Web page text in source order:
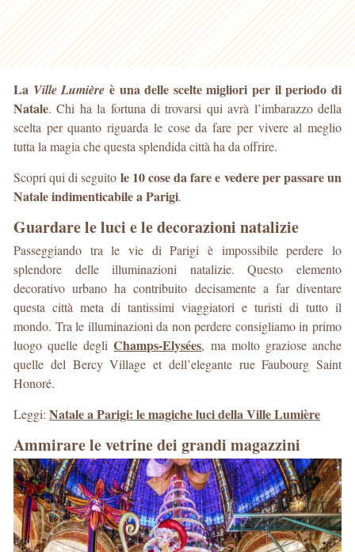
La Ville Lumière è una delle scelte migliori per il periodo di
Natale. Chi ha la fortuna di trovarsi qui avrà l’imbarazzo della
scelta per quanto riguarda le cose da fare per vivere al meglio
tutta la magia che questa splendida città ha da offrire.
Scopri qui di seguito le 10 cose da fare e vedere per passare un
Natale indimenticabile a Parigi.
Guardare le luci e le decorazioni natalizie
Passeggiando tra le vie di Parigi è impossibile perdere lo
splendore delle illuminazioni natalizie. Questo elemento
decorativo urbano ha contribuito decisamente a far diventare
questa città meta di tantissimi viaggiatori e turisti di tutto il
mondo. Tra le illuminazioni da non perdere consigliamo in primo
luogo quelle degliChamps-Elysées, ma molto graziose anche
quelle del Bercy Village et dell’elegante rue Faubourg Saint
Honoré.
Leggi: Natale a Parigi: le magiche luci della Ville Lumière
Ammirare le vetrine dei grandi magazzini